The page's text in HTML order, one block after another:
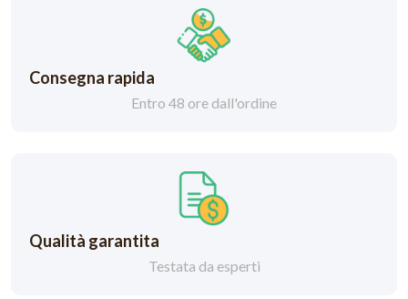
Consegna rapida
Entro 48 ore dall'ordine
Qualità garantita
Testata da esperti